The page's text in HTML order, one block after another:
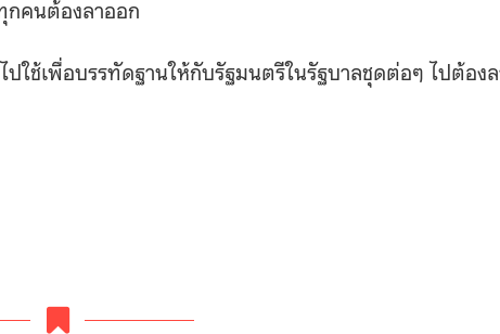
กคนต้องลาออก
ใช้เพื่อบรรทัดฐานให้กับรัฐมนตรีในรัฐบาลชุดต่อๆ ไปต้อง